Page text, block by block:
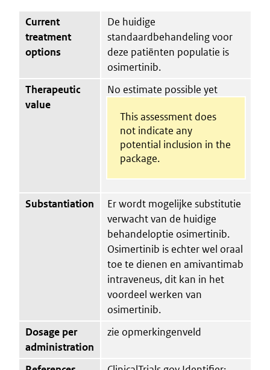
Current
treatment
options
De huidige
standaardbehandeling voor
deze patiënten populatie is
osimertinib.
Therapeutic
value
No estimate possible yet
This assessment does
not indicate any
potential inclusion in the
package.
Substantiation
Er wordt mogelijke substitutie
verwacht van de huidige
behandeloptie osimertinib.
Osimertinib is echter wel oraal
toe te dienen en amivantimab
intraveneus, dit kan in het
voordeel werken van
osimertinib.
Dosage per
administration
zie opmerkingenveld